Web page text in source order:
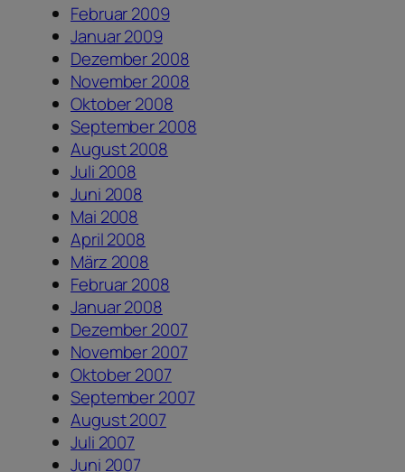
Februar 2009
Januar 2009
Dezember 2008
November 2008
Oktober 2008
September 2008
August 2008
Juli 2008
Juni 2008
Mai 2008
April 2008
März 2008
Februar 2008
Januar 2008
Dezember 2007
November 2007
Oktober 2007
September 2007
August 2007
Juli 2007
Juni 2007